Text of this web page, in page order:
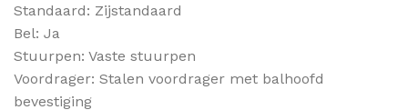
Standaard: Zijstandaard
Bel: Ja
Stuurpen: Vaste stuurpen
Voordrager: Stalen voordrager met balhoofd
bevestiging